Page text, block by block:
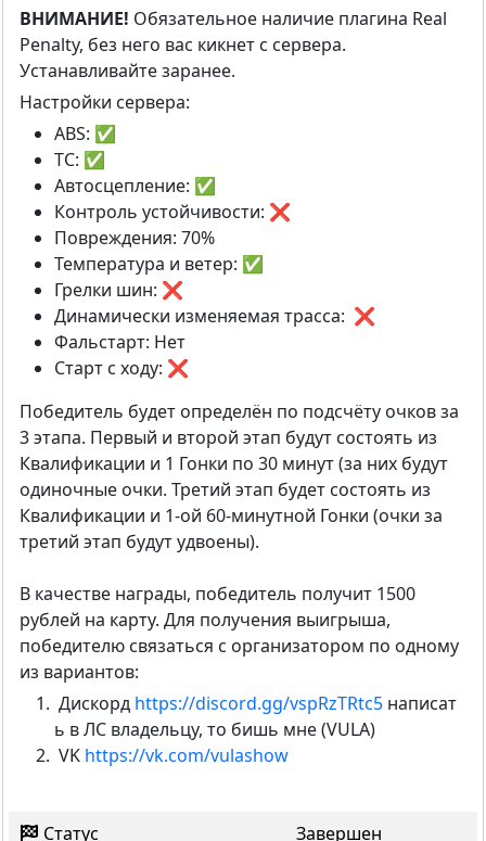
ВНИМАНИЕ! Обязательное наличие плагина Real
Penalty, без него вас кикнет с сервера.
Устанавливайте заранее.
Настройки сервера:
ABS: ✅
TC: ✅
Автосцепление: ✅
Контроль устойчивости: ❌
Повреждения: 70%
Температура и ветер: ✅
Грелки шин: ❌
Динамически изменяемая трасса: ❌
Фальстарт: Нет
Старт с ходу: ❌
Победитель будет определён по подсчёту очков за
3 этапа. Первый и второй этап будут состоять из
Квалификации и 1 Гонки по 30 минут (за них будут
одиночные очки. Третий этап будет состоять из
Квалификации и 1-ой 60-минутной Гонки (очки за
третий этап будут удвоены).
В качестве награды, победитель получит 1500
рублей на карту. Для получения выигрыша,
победителю связаться с организатором по одному
из вариантов:
Дискорд https://discord.gg/vspRzTRtc5 написат
ь в ЛС владельцу, то бишь мне (VULA)
VK https://vk.com/vulashow
Статус Завершен